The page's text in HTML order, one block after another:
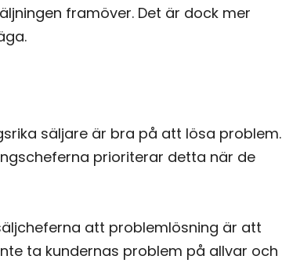
framöver. Det är dock mer
säljare är bra på att lösa problem.
prioriterar detta när de
att problemlösning är att
ta kundernas problem på allvar och